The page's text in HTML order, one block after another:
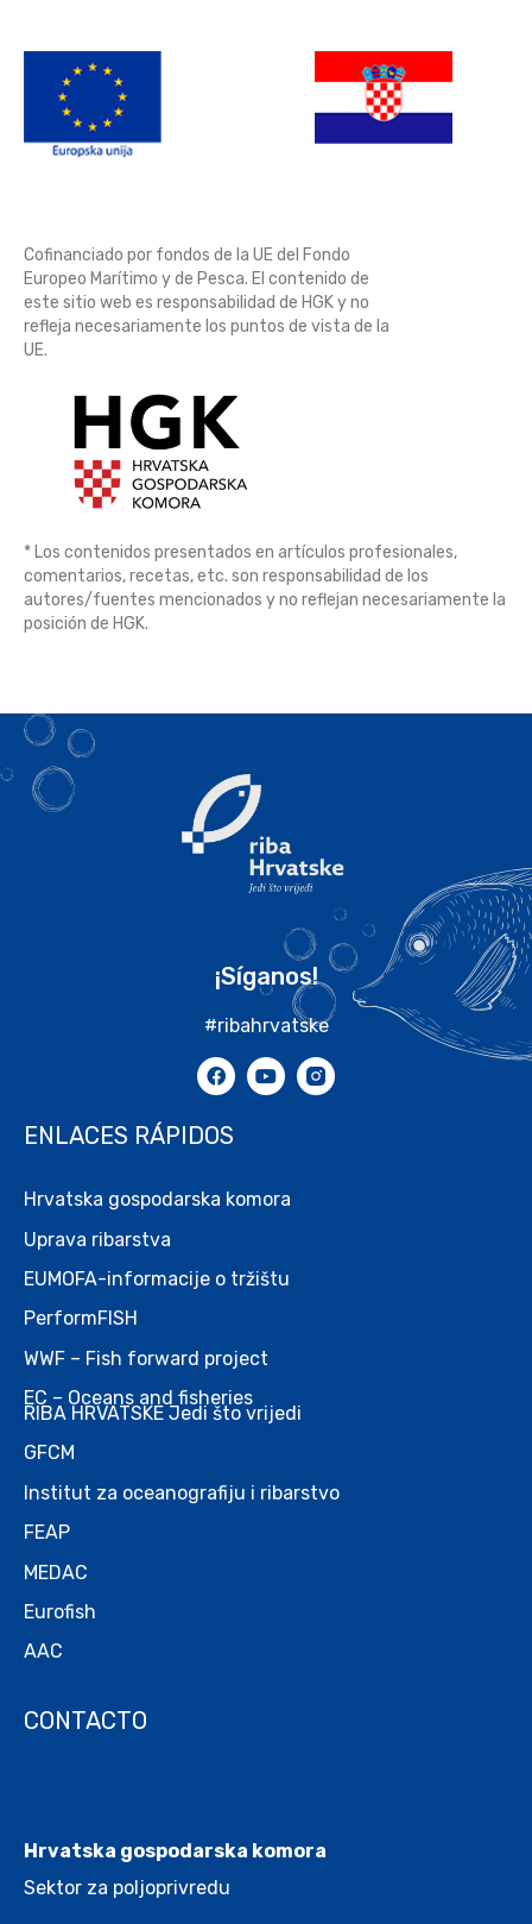
Cofinanciado por fondos de la UE del Fondo
Europeo Marítimo y de Pesca. El contenido de
este sitio web es responsabilidad de HGK y no
refleja necesariamente los puntos de vista de la
UE.
* Los contenidos presentados en artículos profesionales,
comentarios, recetas, etc. son responsabilidad de los
autores/fuentes mencionados y no reflejan necesariamente la
posición de HGK.
¡Síganos!
#ribahrvatske
ENLACES RÁPIDOS
Hrvatska gospodarska komora
Uprava ribarstva
EUMOFA-informacije o tržištu
PerformFISH
WWF – Fish forward project
EC – Oceans and fisheries
RIBA HRVATSKE Jedi što vrijedi
GFCM
Institut za oceanografiju i ribarstvo
FEAP
MEDAC
Eurofish
AAC
CONTACTO
Hrvatska gospodarska komora
Sektor za poljoprivredu